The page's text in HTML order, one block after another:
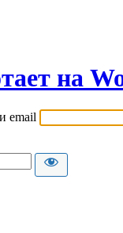
на
email